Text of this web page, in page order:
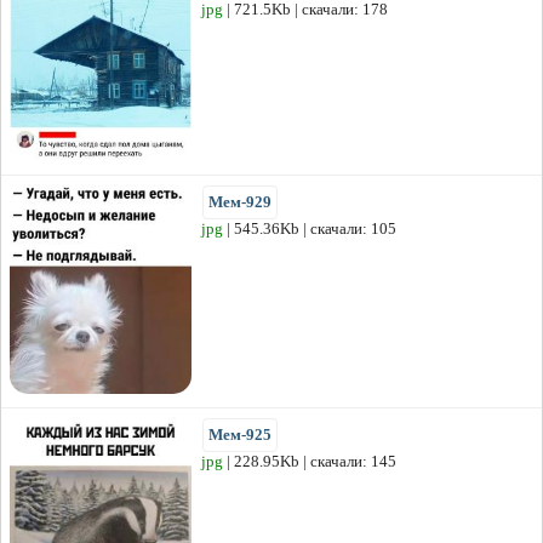
jpg | 721.5Kb | скачали: 178
Мем-929
jpg | 545.36Kb | скачали: 105
Мем-925
jpg | 228.95Kb | скачали: 145